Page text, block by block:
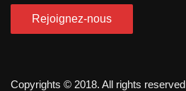
Copyrights © 2018. All rights reserved